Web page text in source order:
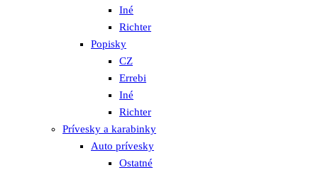
Iné
Richter
Popisky
CZ
Errebi
Iné
Richter
Prívesky a karabinky
Auto prívesky
Ostatné